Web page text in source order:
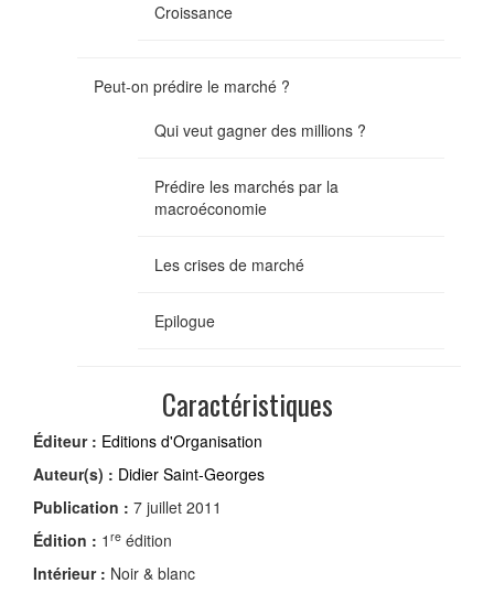
Croissance
Peut-on prédire le marché ?
Qui veut gagner des millions ?
Prédire les marchés par la
macroéconomie
Les crises de marché
Epilogue
Caractéristiques
Éditeur : Editions d'Organisation
Auteur(s) : Didier Saint-Georges
Publication : 7 juillet 2011
Édition : 1 re édition
Intérieur : Noir & blanc